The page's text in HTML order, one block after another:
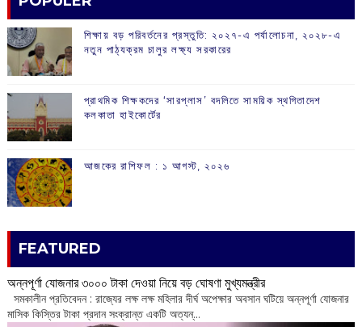
শিক্ষায় বড় পরিবর্তনের প্রস্তুতি: ২০২৭-এ পর্যালোচনা, ২০২৮-এ
নতুন পাঠ্যক্রম চালুর লক্ষ্য সরকারের
প্রাথমিক শিক্ষকদের ‘সারপ্লাস’ বদলিতে সাময়িক স্থগিতাদেশ
কলকাতা হাইকোর্টের
আজকের রাশিফল :‌ ‌‌১ আগস্ট, ২০২৬
FEATURED
অন্নপূর্ণা যোজনার ৩০০০ টাকা দেওয়া নিয়ে বড় ঘোষণা মুখ্যমন্ত্রীর
সমকালীন প্রতিবেদন : রাজ্যের লক্ষ লক্ষ মহিলার দীর্ঘ অপেক্ষার অবসান ঘটিয়ে অন্নপূর্ণা যোজনার
মাসিক কিস্তির টাকা প্রদান সংক্রান্ত একটি অত্যন্...